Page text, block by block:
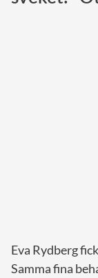
Eva Rydberg
Samma fina